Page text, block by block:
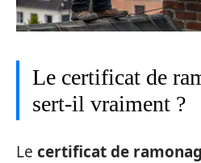
Le certificat de
sert-il vraiment ?
Le certificat de